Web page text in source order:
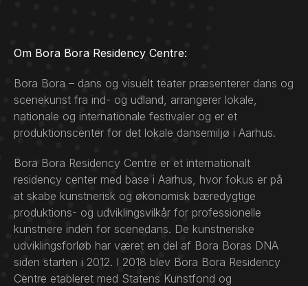
Om Bora Bora Residency Centre:
Bora Bora – dans og visuelt teater præsenterer dans og
scenekunst fra ind- og udland, arrangerer lokale,
nationale og internationale festivaler og er et
produktionscenter for det lokale dansemiljø i Aarhus.
Bora Bora Residency Centre er et internationalt
residency center med base i Aarhus, hvor fokus er på
at skabe kunstnerisk og økonomisk bæredygtige
produktions- og udviklingsvilkår for professionelle
kunstnere inden for scenedans. De kunstneriske
udviklingsforløb har været en del af Bora Boras DNA
siden starten i 2012. I 2018 blev Bora Bora Residency
Centre etableret med Statens Kunstfond og